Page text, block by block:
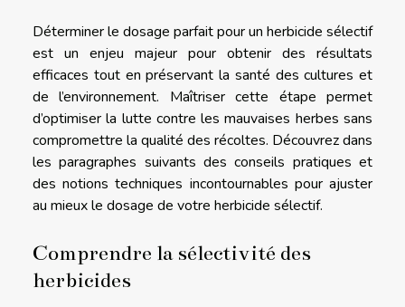
Déterminer le dosage parfait pour un herbicide sélectif
est un enjeu majeur pour obtenir des résultats
efficaces tout en préservant la santé des cultures et
de l’environnement. Maîtriser cette étape permet
d’optimiser la lutte contre les mauvaises herbes sans
compromettre la qualité des récoltes. Découvrez dans
les paragraphes suivants des conseils pratiques et
des notions techniques incontournables pour ajuster
au mieux le dosage de votre herbicide sélectif.
Comprendre la sélectivité des
herbicides